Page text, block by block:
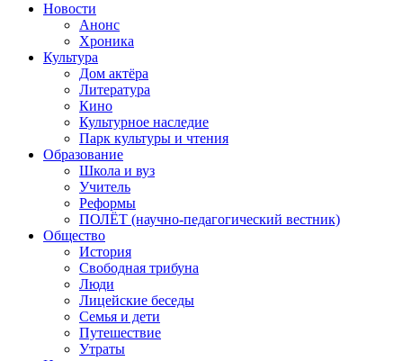
Новости
Анонс
Хроника
Культура
Дом актёра
Литература
Кино
Культурное наследие
Парк культуры и чтения
Образование
Школа и вуз
Учитель
Реформы
ПОЛЁТ (научно-педагогический вестник)
Общество
История
Свободная трибуна
Люди
Лицейские беседы
Семья и дети
Путешествие
Утраты